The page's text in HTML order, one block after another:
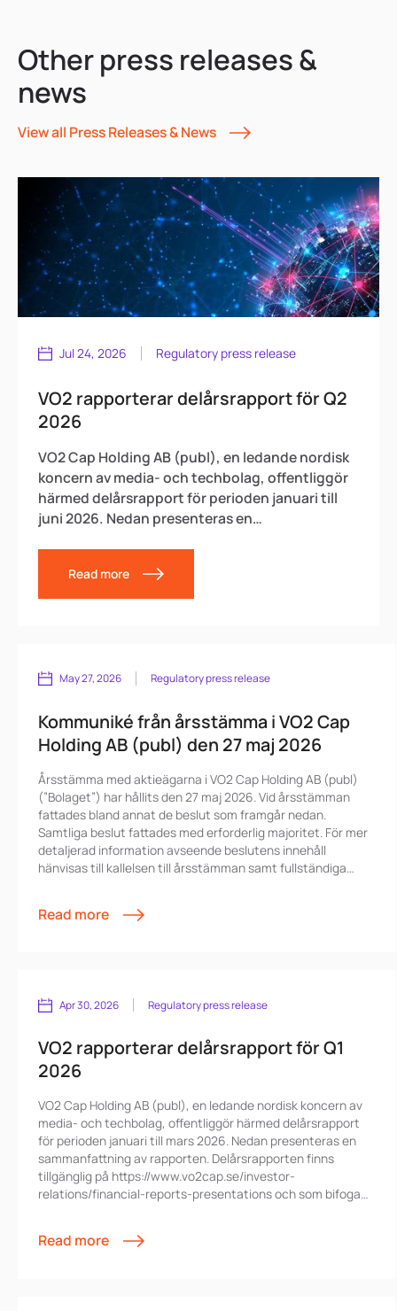
Other press releases &
news
View all Press Releases & News
Jul 24, 2026 Regulatory press release
VO2 rapporterar delårsrapport för Q2
2026
VO2 Cap Holding AB (publ), en ledande nordisk
koncern av media- och techbolag, offentliggör
härmed delårsrapport för perioden januari till
juni 2026. Nedan presenteras en
https://www.vo2cap.se/investor-
relations/financial-reports-presentations och
Read more
May 27, 2026 Regulatory press release
Kommuniké från årsstämma i VO2 Cap
Holding AB (publ) den 27 maj 2026
Årsstämma med aktieägarna i VO2 Cap Holding AB (publ)
(”Bolaget”) har hållits den 27 maj 2026. Vid årsstämman
fattades bland annat de beslut som framgår nedan.
Samtliga beslut fattades med erforderlig majoritet. För mer
detaljerad information avseende beslutens innehåll
hänvisas till kallelsen till årsstämman samt fullständiga
meetings.
Read more
Apr 30, 2026 Regulatory press release
VO2 rapporterar delårsrapport för Q1
2026
VO2 Cap Holding AB (publ), en ledande nordisk koncern av
media- och techbolag, offentliggör härmed delårsrapport
för perioden januari till mars 2026. Nedan presenteras en
sammanfattning av rapporten. Delårsrapporten finns
tillgänglig på https://www.vo2cap.se/investor-
relations/financial-reports-presentations och som bifogad
https://open.spotify.com/show/64ChAU3HPjdzdoqrRxMSBv?
Read more